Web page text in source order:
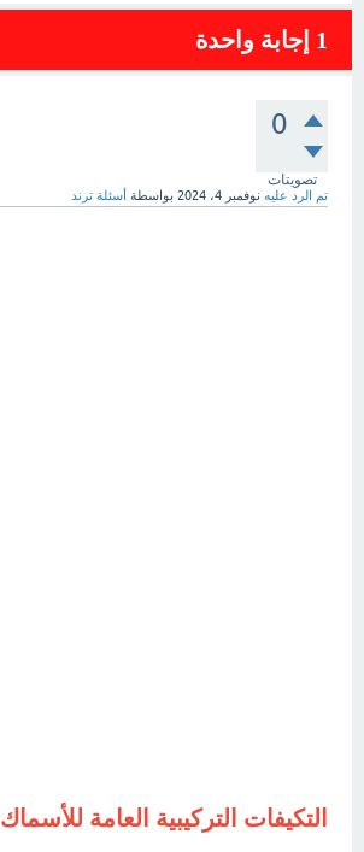
1 إجابة واحدة
0
تصويتات
تم الرد عليه نوفمبر 4، 2024 بواسطة أسئلة ترند
التكيفات التركيبية العامة للأسماك